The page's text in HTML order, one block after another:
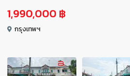
1,990,000 ฿
กรุงเทพฯ